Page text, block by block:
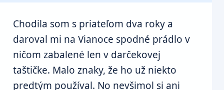
Chodila som s priateľom dva roky a
daroval mi na Vianoce spodné prádlo v
ničom zabalené len v darčekovej
taštičke. Malo znaky, že ho už niekto
predtým používal. No nevšimol si ani